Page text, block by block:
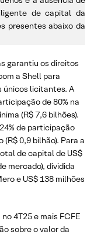
de capital da
presentes abaixo da
garantiu os direitos
a Shell para
únicos licitantes. A
de 80% na
(R$ 7,6 bilhões).
de participação
(R$ 0,9 bilhão). Para a
de capital de US$
mercado), dividida
e US$ 138 milhões
4T25 e mais FCFE
sobre o valor da